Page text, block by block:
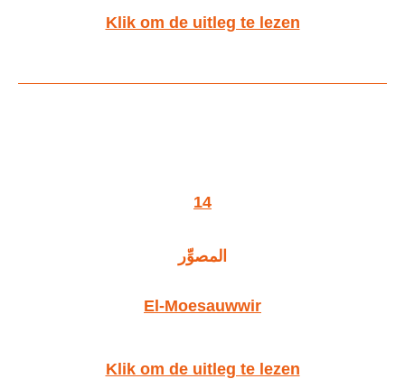
Klik om de uitleg te lezen
14
المصوِّر
El-Moesauwwir
Klik om de uitleg te lezen